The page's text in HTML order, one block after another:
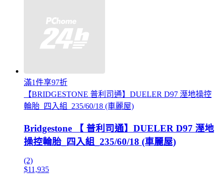
滿1件享97折
【BRIDGESTONE 普利司通】DUELER D97 溼地操控
輪胎_四入組_235/60/18 (車麗屋)
Bridgestone 【 普利司通】DUELER D97 溼地
操控輪胎_四入組_235/60/18 (車麗屋)
(2)
$11,935